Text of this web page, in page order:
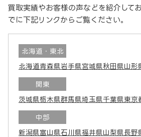
買取実績やお客様の声などを紹介して
でに下記リンクからご覧ください。
北海道・東北
北海道青森県岩手県宮城県秋田県山形
関東
茨城県栃木県群馬県埼玉県千葉県東京
中部
新潟県富山県石川県福井県山梨県長野